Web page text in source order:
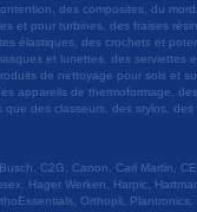
des composites, du
et pour turbines, des fraises
élastiques, des crochets et
et lunettes, des serviettes
de nettoyage pour sols et
appareils de thermoformage,
des classeurs, des stylos, des
C2G, Canon, Carl Martin,
Hager Werken, Harpic,
Orthopli, Plantronics,